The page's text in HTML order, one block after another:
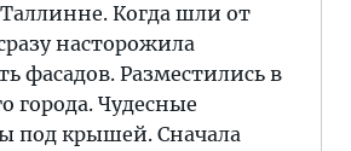
Когда шли от
насторожила
фасадов. Разместились в
города. Чудесные
под крышей. Сначала